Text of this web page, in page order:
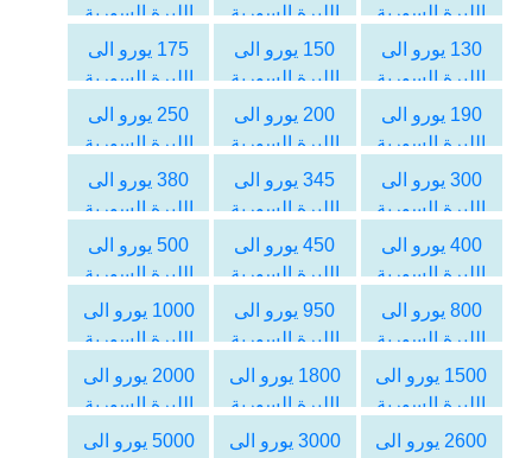
الليرة السورية
الليرة السورية
الليرة السورية
130 يورو الى
الليرة السورية
150 يورو الى
الليرة السورية
175 يورو الى
الليرة السورية
190 يورو الى
الليرة السورية
200 يورو الى
الليرة السورية
250 يورو الى
الليرة السورية
300 يورو الى
الليرة السورية
345 يورو الى
الليرة السورية
380 يورو الى
الليرة السورية
400 يورو الى
الليرة السورية
450 يورو الى
الليرة السورية
500 يورو الى
الليرة السورية
800 يورو الى
الليرة السورية
950 يورو الى
الليرة السورية
1000 يورو الى
الليرة السورية
1500 يورو الى
الليرة السورية
1800 يورو الى
الليرة السورية
2000 يورو الى
الليرة السورية
2600 يورو الى
3000 يورو الى
5000 يورو الى